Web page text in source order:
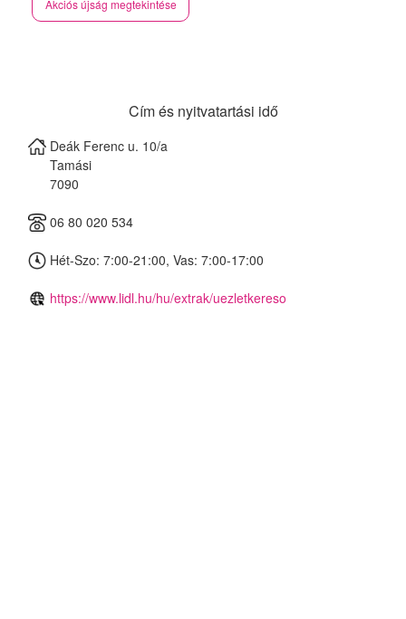
Akciós újság megtekintése
Cím és nyitvatartási idő
Deák Ferenc u. 10/a
Tamási
7090
06 80 020 534
Hét-Szo: 7:00-21:00, Vas: 7:00-17:00
https://www.lidl.hu/hu/extrak/uezletkereso